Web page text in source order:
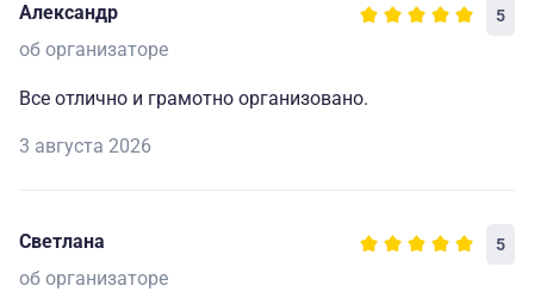
Александр 5
об организаторе
Все отлично и грамотно организовано.
3 августа 2026
Светлана 5
об организаторе